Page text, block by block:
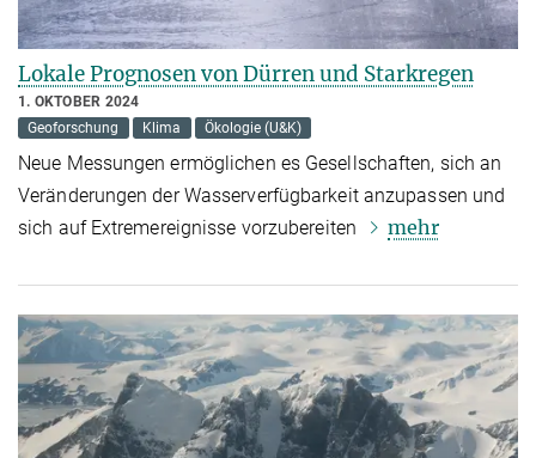
Lokale Prognosen von Dürren und Starkregen
1. OKTOBER 2024
Geoforschung
Klima Ökologie (U&K)
Neue Messungen ermöglichen es Gesellschaften, sich an
Veränderungen der Wasserverfügbarkeit anzupassen und
sich auf Extremereignisse vorzubereiten
mehr